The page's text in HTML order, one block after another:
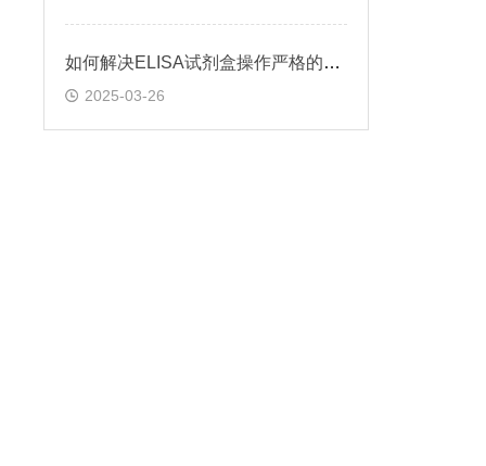
如何解决ELISA试剂盒操作严格的问题
2025-03-26